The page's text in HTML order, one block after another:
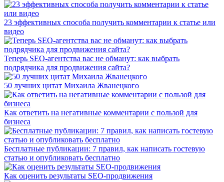
23 эффективных способа получить комментарии к статье или
видео
Теперь SEO-агентства вас не обманут: как выбрать
подрядчика для продвижения сайта?
50 лучших цитат Михаила Жванецкого
Как ответить на негативные комментарии с пользой для
бизнеса
Бесплатные публикации: 7 правил, как написать гостевую
статью и опубликовать бесплатно
Как оценить результаты SEO-продвижения